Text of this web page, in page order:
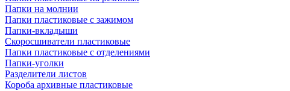
Папки на молнии
Папки пластиковые с зажимом
Папки-вкладыши
Скоросшиватели пластиковые
Папки пластиковые с отделениями
Папки-уголки
Разделители листов
Короба архивные пластиковые